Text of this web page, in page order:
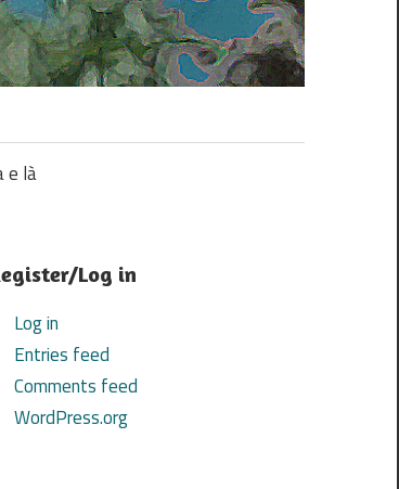
e là
Log in
Log in
Entries feed
Comments feed
WordPress.org